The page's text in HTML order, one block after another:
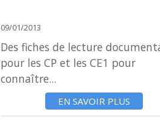
09/01/2013
Des fiches de lecture
pour les CP et les CE1 pour
connaître...
EN SAVOIR PLUS